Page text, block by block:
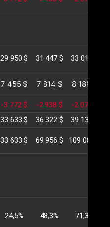
29 950 $ 31 447 $ 33 019 $
7 455 $ 7 814 $ 8 189 $
-3 772 $ -2 938 $ -2 078 $
33 633 $ 36 322 $ 39 130 $
33 633 $ 69 956 $ 109 087 $
24,5% 48,3% 71,3%